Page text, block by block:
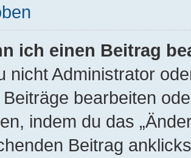
ich einen Beitrag
nicht Administrator
bearbeiten
indem du das
Beitrag